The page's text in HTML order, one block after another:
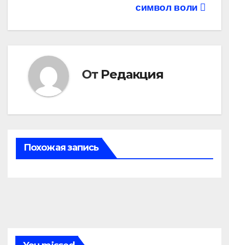
символ воли
От Редакция
Похожая запись